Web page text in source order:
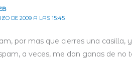
DE 2009 A LAS 15:45
por mas que cierres una casilla,
a veces, me dan ganas de no